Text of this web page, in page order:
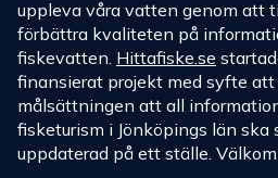
uppleva våra vatten genom att
förbättra kvaliteten på
fiskevatten. Hittafiske.se
finansierat projekt med syfte
målsättningen att all
fisketurism i Jönköpings län ska
uppdaterad på ett ställe.